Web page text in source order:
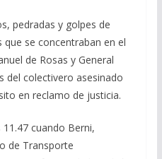
pedradas y golpes de
se concentraban en el
de Rosas y General
del colectivero asesinado
en reclamo de justicia.
cuando Berni,
de Transporte